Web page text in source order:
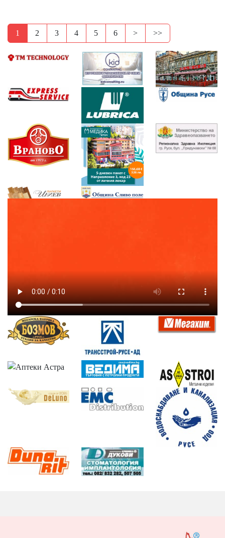
1 2 3 4 5 6 > >>